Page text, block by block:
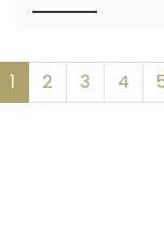
81,5%
LOGRA
Paginación
1 2 3 4